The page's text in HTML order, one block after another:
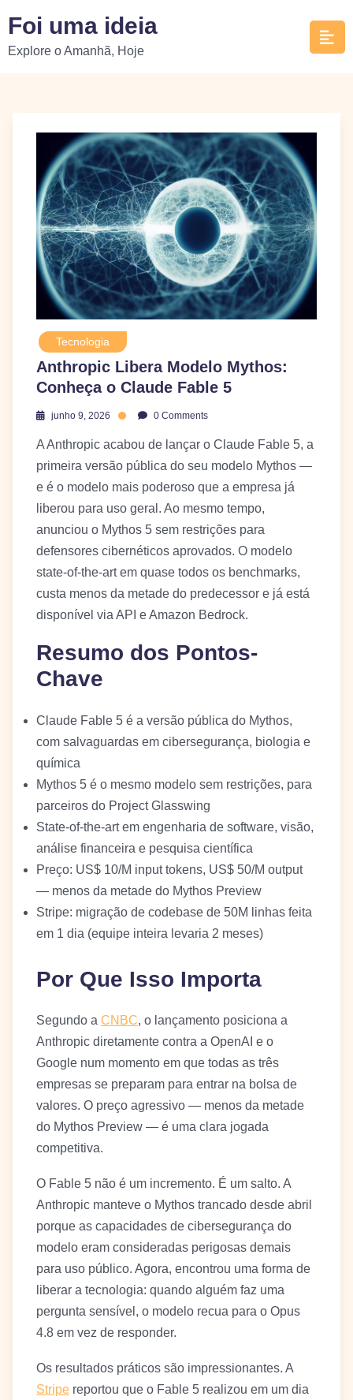
content
Foi uma ideia
Explore o Amanhã, Hoje
Tecnologia
Anthropic Libera Modelo Mythos:
Conheça o Claude Fable 5
junho 9, 2026 0 Comments
A Anthropic acabou de lançar o Claude Fable 5, a
primeira versão pública do seu modelo Mythos —
e é o modelo mais poderoso que a empresa já
liberou para uso geral. Ao mesmo tempo,
anunciou o Mythos 5 sem restrições para
defensores cibernéticos aprovados. O modelo
state-of-the-art em quase todos os benchmarks,
custa menos da metade do predecessor e já está
disponível via API e Amazon Bedrock.
Resumo dos Pontos-
Chave
Claude Fable 5 é a versão pública do Mythos,
com salvaguardas em cibersegurança, biologia e
química
Mythos 5 é o mesmo modelo sem restrições, para
parceiros do Project Glasswing
State-of-the-art em engenharia de software, visão,
análise financeira e pesquisa científica
Preço: US$ 10/M input tokens, US$ 50/M output
— menos da metade do Mythos Preview
Stripe: migração de codebase de 50M linhas feita
em 1 dia (equipe inteira levaria 2 meses)
Por Que Isso Importa
Segundo a CNBC, o lançamento posiciona a
Anthropic diretamente contra a OpenAI e o
Google num momento em que todas as três
empresas se preparam para entrar na bolsa de
valores. O preço agressivo — menos da metade
do Mythos Preview — é uma clara jogada
competitiva.
O Fable 5 não é um incremento. É um salto. A
Anthropic manteve o Mythos trancado desde abril
porque as capacidades de cibersegurança do
modelo eram consideradas perigosas demais
para uso público. Agora, encontrou uma forma de
liberar a tecnologia: quando alguém faz uma
pergunta sensível, o modelo recua para o Opus
4.8 em vez de responder.
Os resultados práticos são impressionantes. A
Stripe reportou que o Fable 5 realizou em um dia